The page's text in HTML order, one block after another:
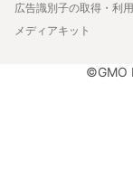
広告識別子の取得・利用
メディアキット
©GMO